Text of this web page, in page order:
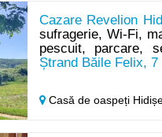
Cazare Revelion
sufragerie, Wi-Fi,
pescuit, parcare,
Ștrand Băile Felix,
Casă de oaspeți